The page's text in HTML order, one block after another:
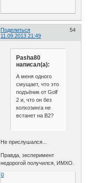
Поделиться
54
11.09.2013 21:49
Pasha80
написал(а):
А меня одного
смущает, что это
подъёник от Golf
2 и, что он без
колхозинга не
встанет на B2?
Не прислушался...
Правда, эксперимент
недорогой получился, ИМХО.
0